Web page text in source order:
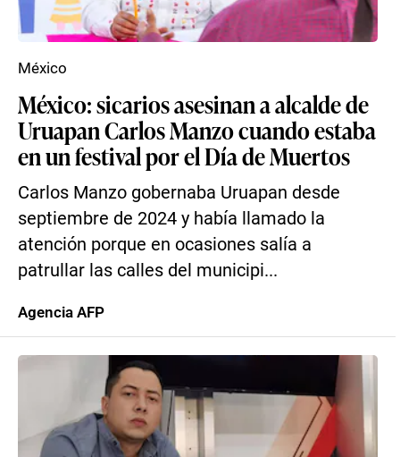
México: sicarios asesinan a alcalde de
Uruapan Carlos Manzo cuando estaba
en un festival por el Día de Muertos
Carlos Manzo gobernaba Uruapan desde
septiembre de 2024 y había llamado la
atención porque en ocasiones salía a
patrullar las calles del municipi...
México
Agencia AFP